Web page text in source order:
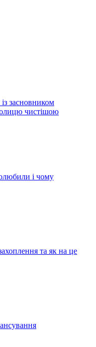
засновником
чистішою
і чому
та як на це